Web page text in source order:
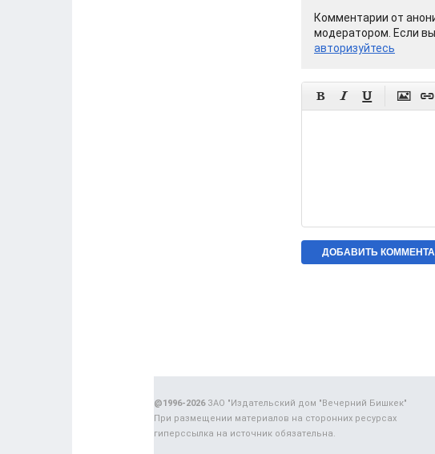
Комментарии от
модератором. Если
авторизуйтесь
    
@1996-2026ЗАО "Издательский дом "Вечерний Бишкек"
При размещении материалов на сторонних ресурсах
гиперссылка на источник обязательна.